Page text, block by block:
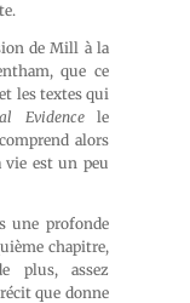
de Mill à la
que ce
les textes qui
Evidencele
alors
vie est un peu
une profonde
chapitre,
plus, assez
que donne